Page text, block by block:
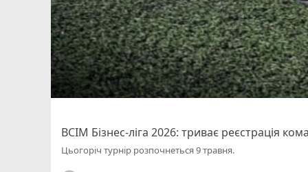
ВСІМ Бізнес-ліга 2026: триває реєстрація
Цьогоріч турнір розпочнеться 9 травня.